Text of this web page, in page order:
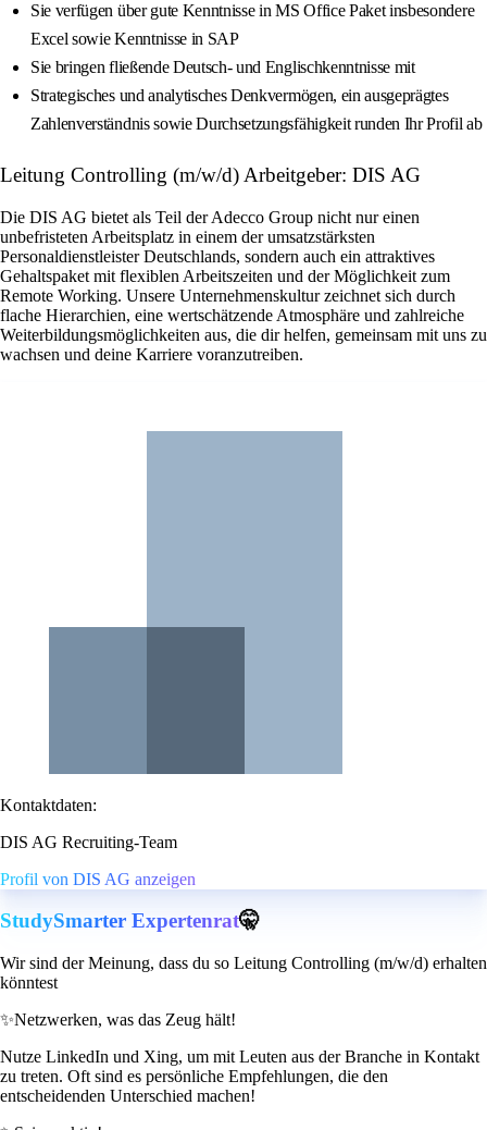
Sie verfügen über gute Kenntnisse in MS Office Paket insbesondere
Excel sowie Kenntnisse in SAP
Sie bringen fließende Deutsch- und Englischkenntnisse mit
Strategisches und analytisches Denkvermögen, ein ausgeprägtes
Zahlenverständnis sowie Durchsetzungsfähigkeit runden Ihr Profil ab
Leitung Controlling (m/w/d) Arbeitgeber: DIS AG
Die DIS AG bietet als Teil der Adecco Group nicht nur einen
unbefristeten Arbeitsplatz in einem der umsatzstärksten
Personaldienstleister Deutschlands, sondern auch ein attraktives
Gehaltspaket mit flexiblen Arbeitszeiten und der Möglichkeit zum
Remote Working. Unsere Unternehmenskultur zeichnet sich durch
flache Hierarchien, eine wertschätzende Atmosphäre und zahlreiche
Weiterbildungsmöglichkeiten aus, die dir helfen, gemeinsam mit uns zu
wachsen und deine Karriere voranzutreiben.
Kontaktdaten:
DIS AG Recruiting-Team
Profil von DIS AG anzeigen
StudySmarter Expertenrat🤫
Wir sind der Meinung, dass du so Leitung Controlling (m/w/d) erhalten
könntest
✨Netzwerken, was das Zeug hält!
Nutze LinkedIn und Xing, um mit Leuten aus der Branche in Kontakt
zu treten. Oft sind es persönliche Empfehlungen, die den
entscheidenden Unterschied machen!